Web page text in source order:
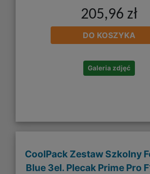
205,96 zł
DO KOSZYKA
Galeria zdjęć
CoolPack Zestaw Szkolny
Blue 3el. Plecak Prime Pro